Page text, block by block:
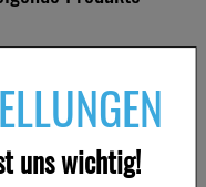
uns wichtig!